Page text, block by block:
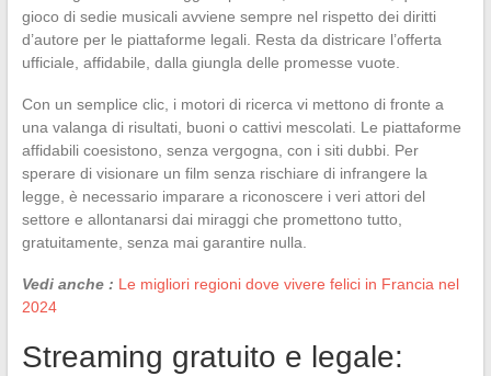
gioco di sedie musicali avviene sempre nel rispetto dei diritti
d’autore per le piattaforme legali. Resta da districare l’offerta
ufficiale, affidabile, dalla giungla delle promesse vuote.
Con un semplice clic, i motori di ricerca vi mettono di fronte a
una valanga di risultati, buoni o cattivi mescolati. Le piattaforme
affidabili coesistono, senza vergogna, con i siti dubbi. Per
sperare di visionare un film senza rischiare di infrangere la
legge, è necessario imparare a riconoscere i veri attori del
settore e allontanarsi dai miraggi che promettono tutto,
gratuitamente, senza mai garantire nulla.
Vedi anche : Le migliori regioni dove vivere felici in Francia nel
2024
Streaming gratuito e legale: